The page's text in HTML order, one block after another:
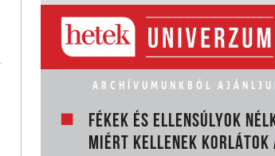
ARCHÍVUMUNKBÓL
FÉKEK ÉS ELLENSÚLYOK
MIÉRT KELLENEK KORLÁTOK